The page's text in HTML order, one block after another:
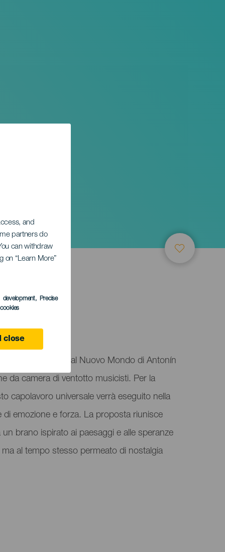
and
partners do
can withdraw
on “Learn More”
development, Precise
close
la Sinfonia dal Nuovo Mondo di Antonín
da camera di ventotto musicisti. Per la
capolavoro universale verrà eseguito nella
di emozione e forza. La proposta riunisce
un brano ispirato ai paesaggi e alle speranze
al tempo stesso permeato di nostalgia